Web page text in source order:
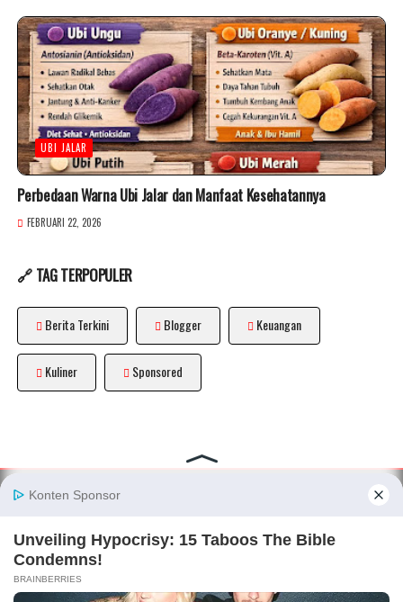
UBI JALAR
Perbedaan Warna Ubi Jalar dan Manfaat Kesehatannya
FEBRUARI 22, 2026
🔗 TAG TERPOPULER
Berita Terkini Blogger Keuangan
Kuliner Sponsored
About